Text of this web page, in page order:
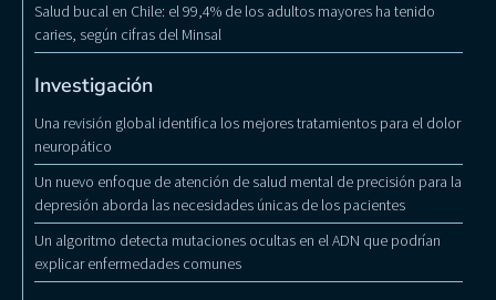
Salud bucal en Chile: el 99,4% de los adultos mayores ha tenido
caries, según cifras del Minsal
Investigación
Una revisión global identifica los mejores tratamientos para el dolor
neuropático
Un nuevo enfoque de atención de salud mental de precisión para la
depresión aborda las necesidades únicas de los pacientes
Un algoritmo detecta mutaciones ocultas en el ADN que podrían
explicar enfermedades comunes